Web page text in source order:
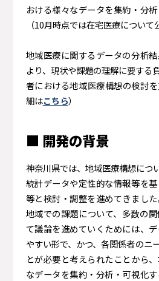
おける様々なデータを集約・分
（10月時点では在宅医療について
地域医療に関するデータの分析
より、現状や課題の理解に要する
者における地域医療構想の検討
細はこちら）
■ 開発の背景
神奈川県では、地域医療構想につ
統計データや定性的な情報等を
等と検討・調整を進めてきまし
地域での課題について、多数の
て議論を進めていくためには、
やすい形で、かつ、各関係者のニ
とが必要と考えられたことから
なデータを集約・分析・可視化